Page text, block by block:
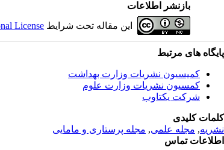
بازنشر اطلاعات
این مقاله تحت شرایط License
پایگاه های مرتبط
کمیسیون نشریات وزارت بهداشت
کمسیون نشریات وزارت علوم
شرکت یکتاوب
کلمات کلیدی
نشریه, مجله علمی, مجله پرستاری و مامایی
اطلاعات تماس